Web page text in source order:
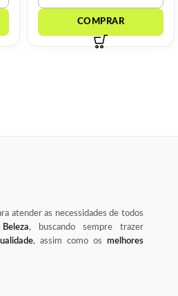
atender as necessidades de todos
Beleza, buscando sempre trazer
, assim como os melhores